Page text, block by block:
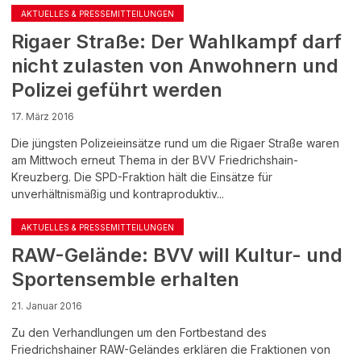
AKTUELLES & PRESSEMITTEILUNGEN
Rigaer Straße: Der Wahlkampf darf
nicht zulasten von Anwohnern und
Polizei geführt werden
17. März 2016
Die jüngsten Polizeieinsätze rund um die Rigaer Straße waren
am Mittwoch erneut Thema in der BVV Friedrichshain-
Kreuzberg. Die SPD-Fraktion hält die Einsätze für
unverhältnismäßig und kontraproduktiv...
AKTUELLES & PRESSEMITTEILUNGEN
RAW-Gelände: BVV will Kultur- und
Sportensemble erhalten
21. Januar 2016
Zu den Verhandlungen um den Fortbestand des
Friedrichshainer RAW-Geländes erklären die Fraktionen von